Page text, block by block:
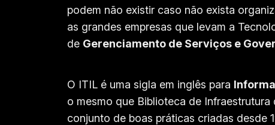
podem não existir caso não exista
as grandes empresas que levam a
de Gerenciamento de Serviços e
O ITIL é uma sigla em inglês para
o mesmo que Biblioteca de
conjunto de boas práticas criadas desde